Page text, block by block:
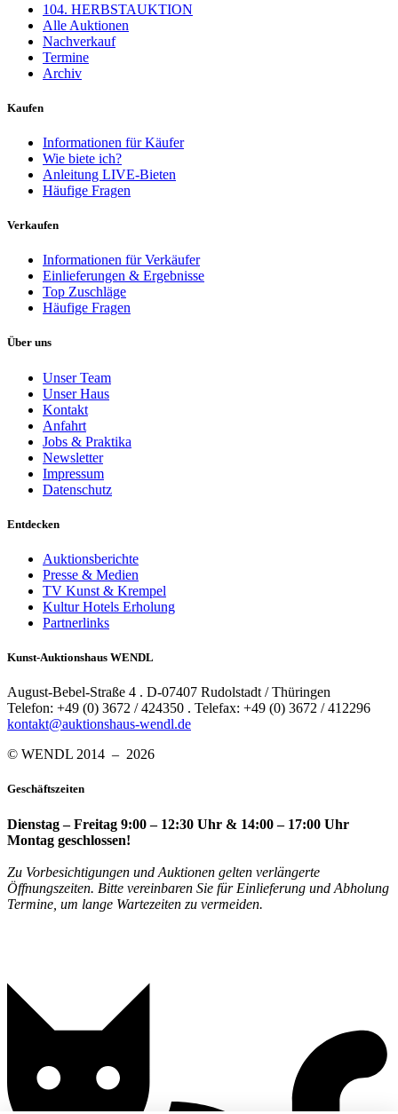
104. HERBSTAUKTION
Alle Auktionen
Nachverkauf
Termine
Archiv
Kaufen
Informationen für Käufer
Wie biete ich?
Anleitung LIVE-Bieten
Häufige Fragen
Verkaufen
Informationen für Verkäufer
Einlieferungen & Ergebnisse
Top Zuschläge
Häufige Fragen
Über uns
Unser Team
Unser Haus
Kontakt
Anfahrt
Jobs & Praktika
Newsletter
Impressum
Datenschutz
Entdecken
Auktionsberichte
Presse & Medien
TV Kunst & Krempel
Kultur Hotels Erholung
Partnerlinks
Kunst-Auktionshaus WENDL
August-Bebel-Straße 4 . D-07407 Rudolstadt / Thüringen
Telefon: +49 (0) 3672 / 424350 . Telefax: +49 (0) 3672 / 412296
kontakt@auktionshaus-wendl.de
© WENDL 2014 – 2026
Geschäftszeiten
Dienstag – Freitag 9:00 – 12:30 Uhr & 14:00 – 17:00 Uhr
Montag geschlossen!
Zu Vorbesichtigungen und Auktionen gelten verlängerte
Öffnungszeiten. Bitte vereinbaren Sie für Einlieferung und Abholung
Termine, um lange Wartezeiten zu vermeiden.